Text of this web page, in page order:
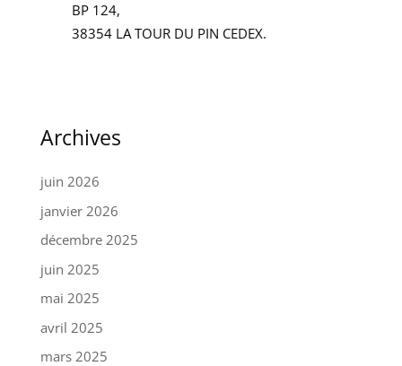
BP 124,
38354 LA TOUR DU PIN CEDEX.
Archives
juin 2026
janvier 2026
décembre 2025
juin 2025
mai 2025
avril 2025
mars 2025